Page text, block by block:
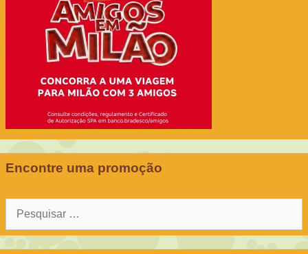
Encontre uma promoção
Pesquisar